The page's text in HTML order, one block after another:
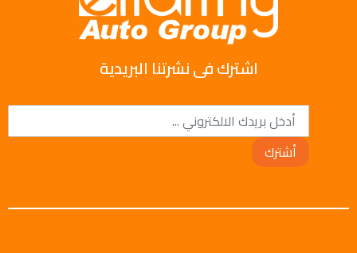
اشترك فى نشرتنا البريدية
أشترك